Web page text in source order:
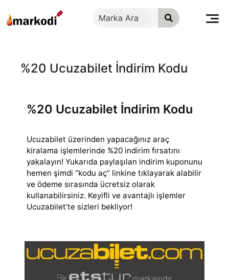
geç
%20 Ucuzabilet İndirim Kodu
%20 Ucuzabilet İndirim Kodu
Ucuzabilet üzerinden yapacağınız araç
kiralama işlemlerinde %20 indirim fırsatını
yakalayın! Yukarıda paylaşılan indirim kuponunu
hemen şimdi “kodu aç” linkine tıklayarak alabilir
ve ödeme sırasında ücretsiz olarak
kullanabilirsiniz. Keyifli ve avantajlı işlemler
Ucuzabilet’te sizleri bekliyor!